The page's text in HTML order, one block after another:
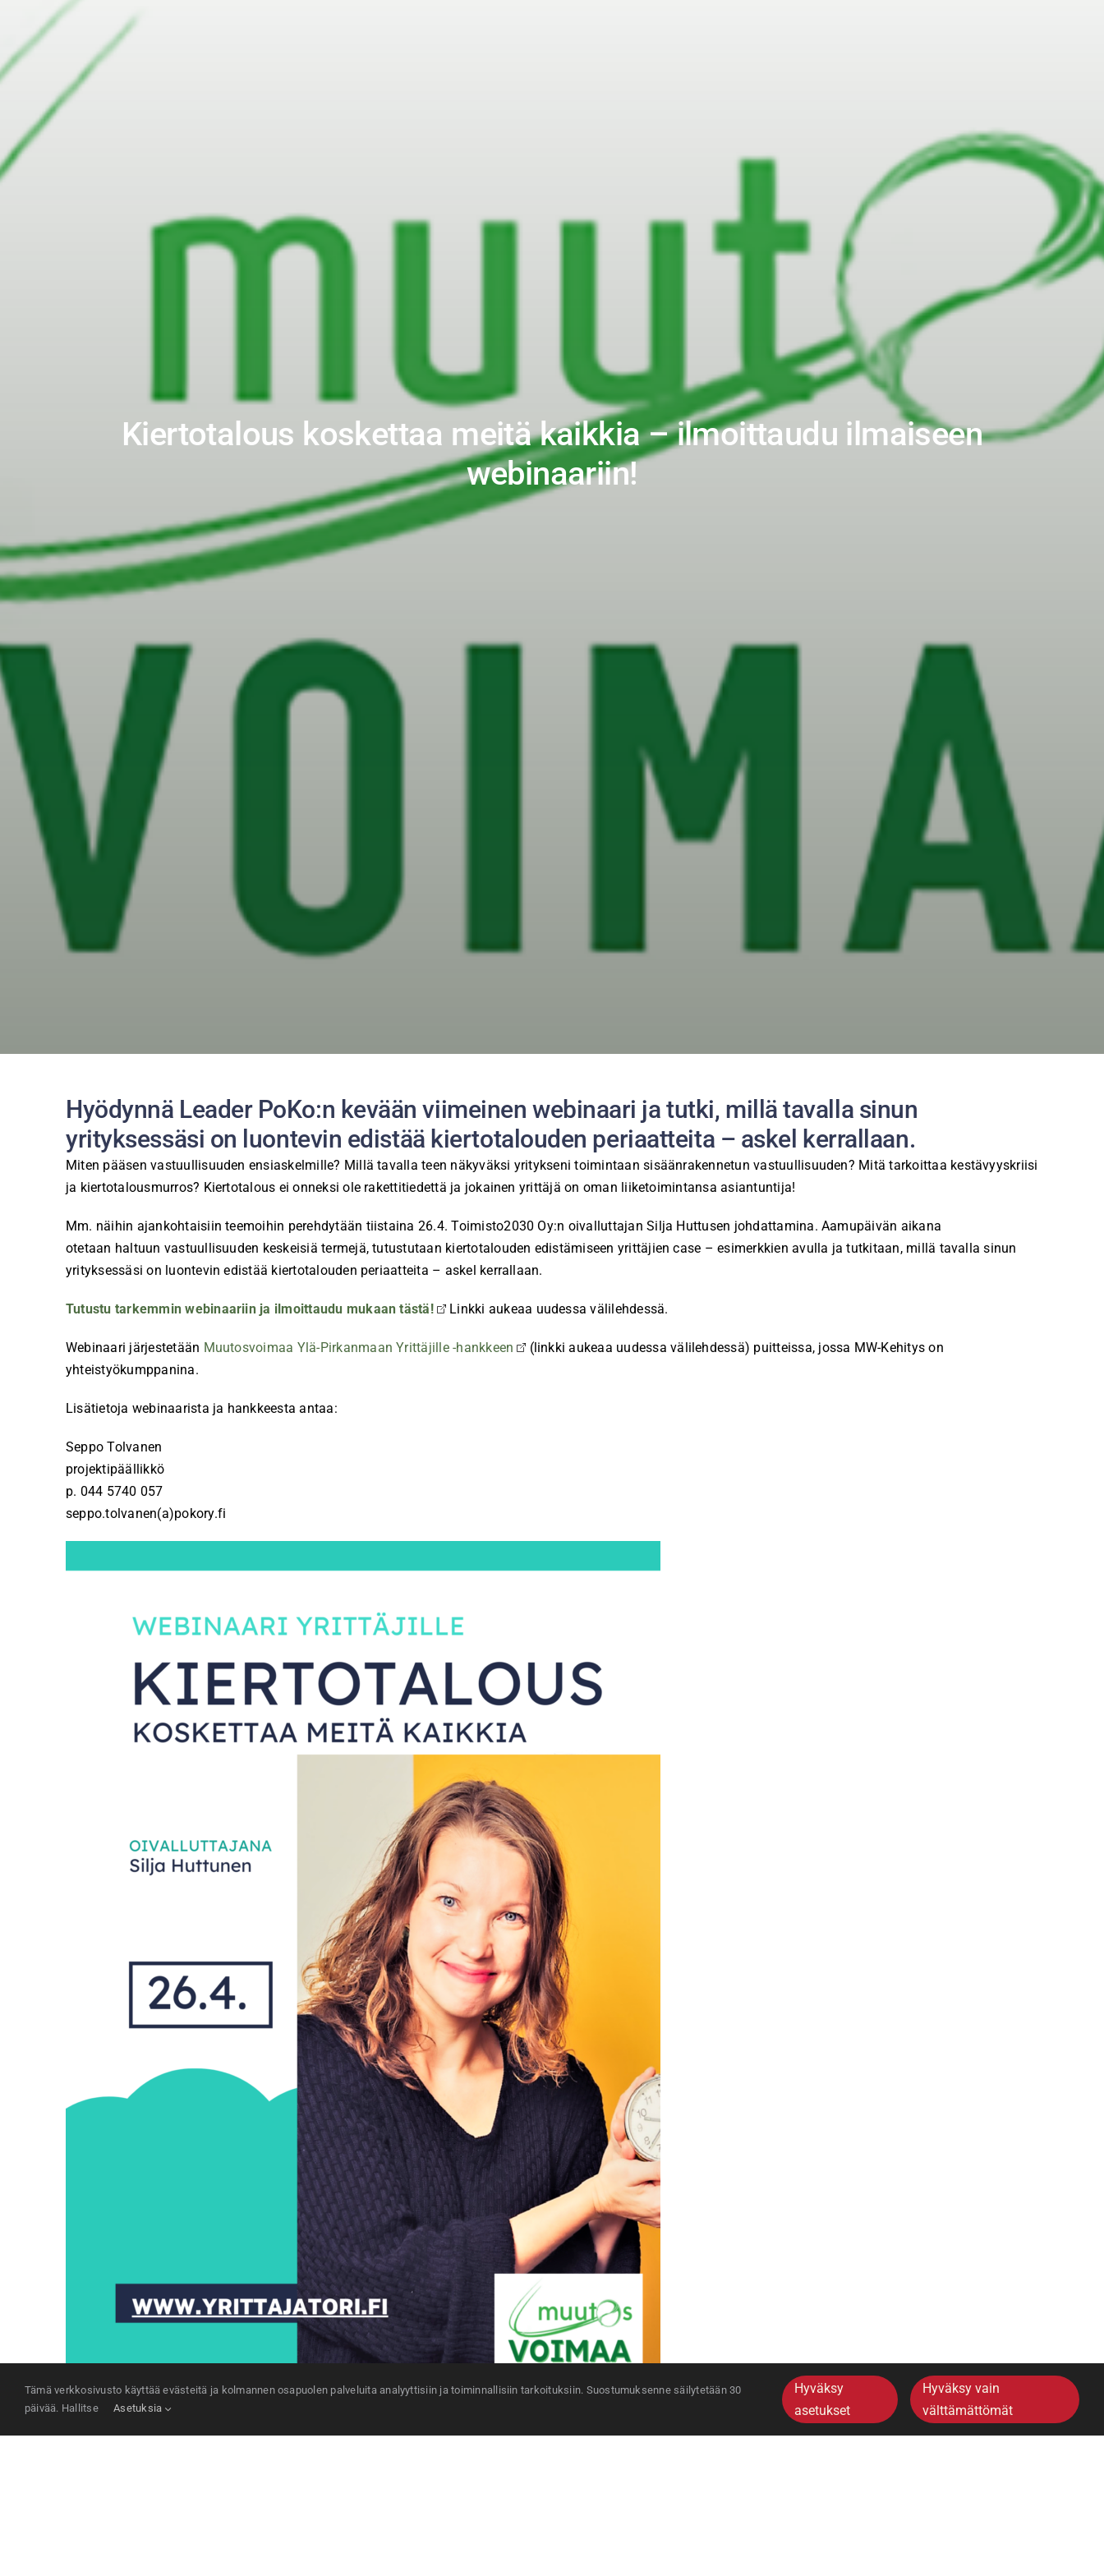
Kiertotalous koskettaa meitä kaikkia – ilmoittaudu ilmaiseen
webinaariin!
Hyödynnä Leader PoKo:n kevään viimeinen webinaari ja tutki, millä tavalla sinun
yrityksessäsi on luontevin edistää kiertotalouden periaatteita – askel kerrallaan.
Miten pääsen vastuullisuuden ensiaskelmille? Millä tavalla teen näkyväksi yritykseni toimintaan sisäänrakennetun vastuullisuuden? Mitä tarkoittaa kestävyyskriisi
ja kiertotalousmurros? Kiertotalous ei onneksi ole rakettitiedettä ja jokainen yrittäjä on oman liiketoimintansa asiantuntija!
Mm. näihin ajankohtaisiin teemoihin perehdytään tiistaina 26.4. Toimisto2030 Oy:n oivalluttajan Silja Huttusen johdattamina. Aamupäivän aikana
otetaan haltuun vastuullisuuden keskeisiä termejä, tutustutaan kiertotalouden edistämiseen yrittäjien case – esimerkkien avulla ja tutkitaan, millä tavalla sinun
yrityksessäsi on luontevin edistää kiertotalouden periaatteita – askel kerrallaan.
Tutustu tarkemmin webinaariin ja ilmoittaudu mukaan tästä! Linkki aukeaa uudessa välilehdessä.
Webinaari järjestetään Muutosvoimaa Ylä-Pirkanmaan Yrittäjille -hankkeen
(linkki aukeaa uudessa välilehdessä) puitteissa, jossa MW-Kehitys on
yhteistyökumppanina.
Lisätietoja webinaarista ja hankkeesta antaa:
Seppo Tolvanen
projektipäällikkö
p. 044 5740 057
seppo.tolvanen(a)pokory.fi
Tämä verkkosivusto käyttää evästeitä ja kolmannen osapuolen palveluita analyyttisiin ja toiminnallisiin tarkoituksiin. Suostumuksenne säilytetään 30
päivää. Hallitse
Asetuksia
Hyväksy
asetukset
Hyväksy vain
välttämättömät